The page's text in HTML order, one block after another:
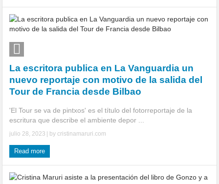
La escritora publica en La Vanguardia un
nuevo reportaje con motivo de la salida del
Tour de Francia desde Bilbao
'El Tour se va de pintxos' es el título del fotorreportaje de la
escritura que describe el ambiente depor ...
julio 28, 2023 | bycristinamaruri.com
Read more